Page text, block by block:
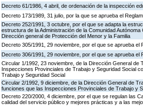
Decreto 61/1986, 4 abril, de ordenación de la inspección
Decreto 173/1989, 31 julio, por la que se aprueba el
Decreto 252/1991, 3 octubre, por el que se adapta la
estructura de la Administración de la Comunidad
Dirección general de Protección del Menor y la Familia
Decreto 305/1991, 29 noviembre, por el que se aprueba
Decreto 306/1991, 29 noviembre, por el que se aprueba
Circular 1/1992, 23 noviembre, de la Dirección General de
Inspecciones Provinciales de Trabajo y Seguridad Social
Trabajo y Seguridad Social
Circular 2/1992, 9 diciembre, de la Dirección General de
funciones que las Inspecciones Provinciales de Trabajo y
Decreto 220/2000, 4 diciembre, por el que se regulan las
calidad del servicio público y mejores prácticas y a las